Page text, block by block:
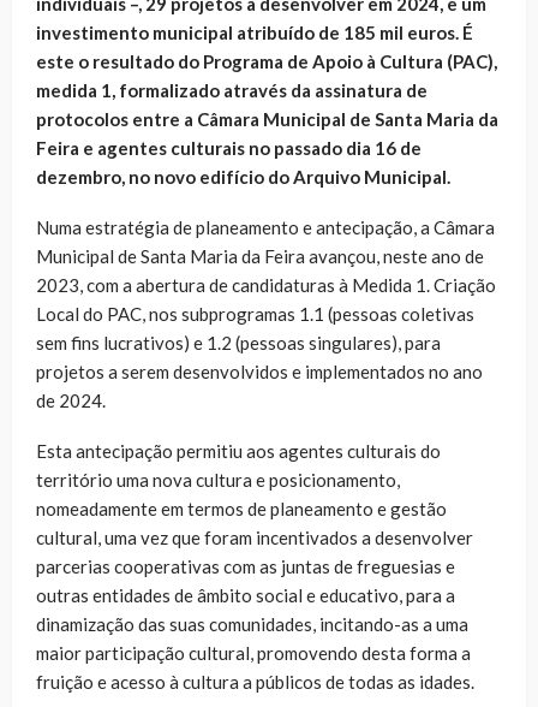
investimento municipal atribuído de 185 mil euros. É
este o resultado do Programa de Apoio à Cultura (PAC),
medida 1, formalizado através da assinatura de
protocolos entre a Câmara Municipal de Santa Maria da
Feira e agentes culturais no passado dia 16 de
dezembro, no novo edifício do Arquivo Municipal.
Numa estratégia de planeamento e antecipação, a Câmara
Municipal de Santa Maria da Feira avançou, neste ano de
2023, com a abertura de candidaturas à Medida 1. Criação
Local do PAC, nos subprogramas 1.1 (pessoas coletivas
sem fins lucrativos) e 1.2 (pessoas singulares), para
projetos a serem desenvolvidos e implementados no ano
de 2024.
Esta antecipação permitiu aos agentes culturais do
território uma nova cultura e posicionamento,
nomeadamente em termos de planeamento e gestão
cultural, uma vez que foram incentivados a desenvolver
parcerias cooperativas com as juntas de freguesias e
outras entidades de âmbito social e educativo, para a
dinamização das suas comunidades, incitando-as a uma
maior participação cultural, promovendo desta forma a
fruição e acesso à cultura a públicos de todas as idades.